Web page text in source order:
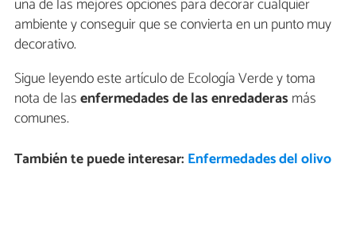
una de las mejores opciones para decorar cualquier
ambiente y conseguir que se convierta en un punto muy
decorativo.
Sigue leyendo este artículo de Ecología Verde y toma
nota de lasenfermedades de las enredaderas más
comunes.
También te puede interesar: Enfermedades del olivo